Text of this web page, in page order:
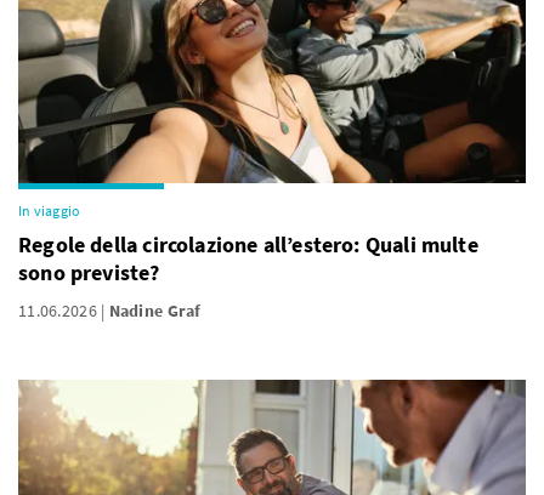
In viaggio
Regole della circolazione all’estero: Quali multe
sono previste?
11.06.2026 Nadine Graf